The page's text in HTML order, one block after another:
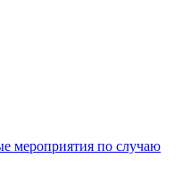
мероприятия по случаю